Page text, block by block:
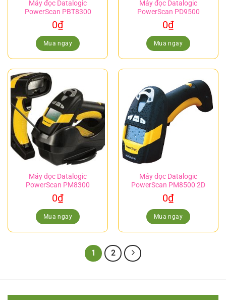
Máy đọc Datalogic
PowerScan PBT8300
0₫
Mua ngay
Máy đọc Datalogic
PowerScan PD9500
0₫
Mua ngay
Máy đọc Datalogic
PowerScan PM8300
0₫
Mua ngay
Máy đọc Datalogic
PowerScan PM8500 2D
0₫
Mua ngay
1 2